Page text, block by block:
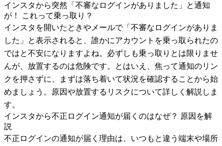
インスタから突然「不審なログインがありました」と通知
が！ これって乗っ取り？
インスタを開いたときやメールで「不審なログインがありま
した」と表示されると、誰かにアカウントを乗っ取られたの
ではと不安になりますよね。必ずしも乗っ取りとは限りませ
んが、放置するのは危険です。とはいえ、焦って通知のリン
クを押さずに、まずは落ち着いて状況を確認することから始
めましょう。原因や放置するリスクについて詳しく解説しま
す。
インスタから不正ログイン通知が届くのはなぜ？ 原因を解
説
不正ログインの通知が届く理由は、いつもと違う端末や場所